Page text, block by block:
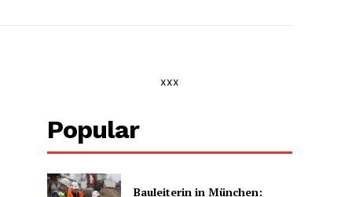
xxx
Popular
Bauleiterin in München: